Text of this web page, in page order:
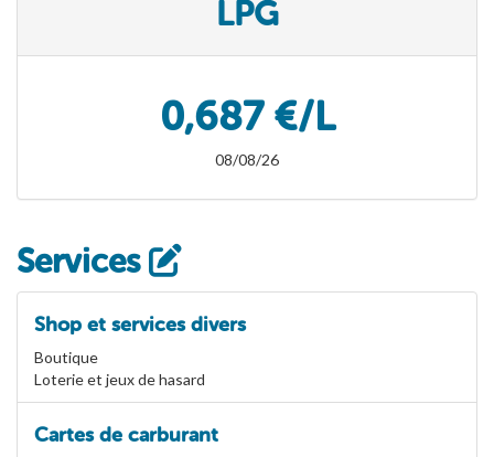
LPG
0,687 €/L
08/08/26
Services
Shop et services divers
Boutique
Loterie et jeux de hasard
Cartes de carburant